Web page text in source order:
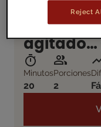
El café
agitado…
Minutos
20
Porciones
2
Reject